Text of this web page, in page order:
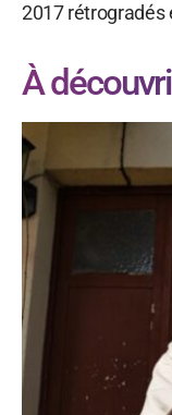
2017 rétrogradés
À